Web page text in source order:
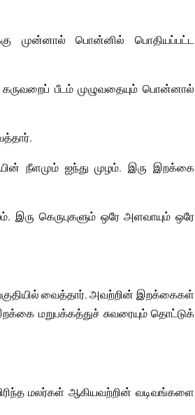
முன்னால் பொன்னில் பொதியப்பட்ட
கருவறைப் பீடம் முழுவதையும் பொன்னால்
நீளமும் ஐந்து முழம். இரு இறக்கை
கெருபுகளும் ஒரே அளவாயும் ஒரே
வைத்தார். அவற்றின் இறக்கைகள்
மறுபக்கத்துச் சுவரையும் தொட்டுக்
மலர்கள் ஆகியவற்றின் வடிவங்களை